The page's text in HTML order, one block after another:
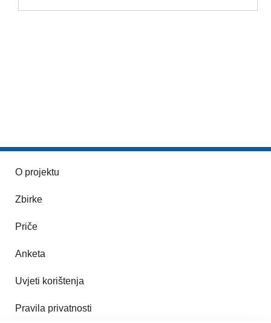
O projektu
Zbirke
Priče
Anketa
Uvjeti korištenja
Pravila privatnosti